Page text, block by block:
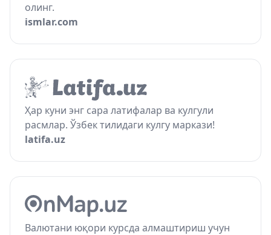
олинг.
ismlar.com
Ҳар куни энг сара латифалар ва кулгули
расмлар. Ўзбек тилидаги кулгу маркази!
latifa.uz
Валютани юқори курсда алмаштириш учун